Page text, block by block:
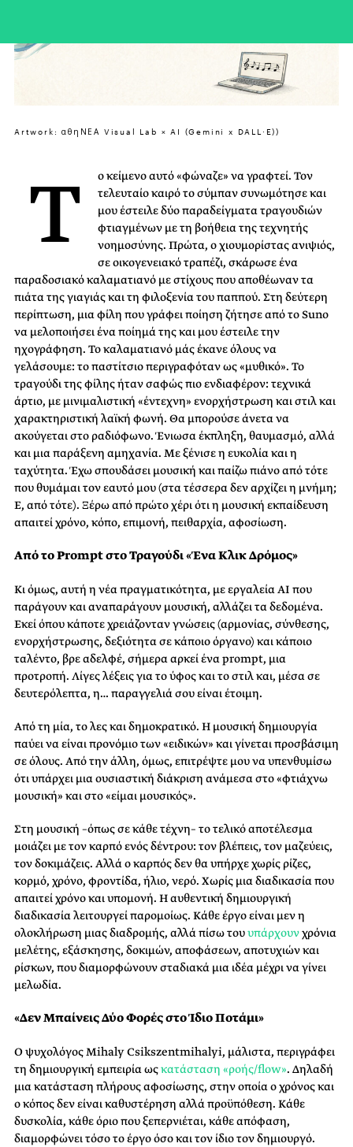
Artwork: αθηΝΕΑ Visual Lab × AI (Gemini x DALL·E))
Τ
ο κείμενο αυτό «φώναζε» να γραφτεί. Τον
τελευταίο καιρό το σύμπαν συνωμότησε και
μου έστειλε δύο παραδείγματα τραγουδιών
φτιαγμένων με τη βοήθεια της τεχνητής
νοημοσύνης. Πρώτα, ο χιουμορίστας ανιψιός,
σε οικογενειακό τραπέζι, σκάρωσε ένα
παραδοσιακό καλαματιανό με στίχους που αποθέωναν τα
πιάτα της γιαγιάς και τη φιλοξενία του παππού. Στη δεύτερη
περίπτωση, μια φίλη που γράφει ποίηση ζήτησε από το Suno
να μελοποιήσει ένα ποίημά της και μου έστειλε την
ηχογράφηση. Το καλαματιανό μάς έκανε όλους να
γελάσουμε: το παστίτσιο περιγραφόταν ως «μυθικό». Το
τραγούδι της φίλης ήταν σαφώς πιο ενδιαφέρον: τεχνικά
άρτιο, με μινιμαλιστική «έντεχνη» ενορχήστρωση και στιλ και
χαρακτηριστική λαϊκή φωνή. Θα μπορούσε άνετα να
ακούγεται στο ραδιόφωνο. Ένιωσα έκπληξη, θαυμασμό, αλλά
και μια παράξενη αμηχανία. Με ξένισε η ευκολία και η
ταχύτητα. Έχω σπουδάσει μουσική και παίζω πιάνο από τότε
που θυμάμαι τον εαυτό μου (στα τέσσερα δεν αρχίζει η μνήμη;
Ε, από τότε). Ξέρω από πρώτο χέρι ότι η μουσική εκπαίδευση
απαιτεί χρόνο, κόπο, επιμονή, πειθαρχία, αφοσίωση.
Από το Prompt στο Τραγούδι «Ένα Κλικ Δρόμος»
Κι όμως, αυτή η νέα πραγματικότητα, με εργαλεία AI που
παράγουν και αναπαράγουν μουσική, αλλάζει τα δεδομένα.
Εκεί όπου κάποτε χρειάζονταν γνώσεις (αρμονίας, σύνθεσης,
ενορχήστρωσης, δεξιότητα σε κάποιο όργανο) και κάποιο
ταλέντο, βρε αδελφέ, σήμερα αρκεί ένα prompt, μια
προτροπή. Λίγες λέξεις για το ύφος και το στιλ και, μέσα σε
δευτερόλεπτα, η… παραγγελιά σου είναι έτοιμη.
Από τη μία, το λες και δημοκρατικό. Η μουσική δημιουργία
παύει να είναι προνόμιο των «ειδικών» και γίνεται προσβάσιμη
σε όλους. Από την άλλη, όμως, επιτρέψτε μου να υπενθυμίσω
ότι υπάρχει μια ουσιαστική διάκριση ανάμεσα στο «φτιάχνω
μουσική» και στο «είμαι μουσικός».
Στη μουσική –όπως σε κάθε τέχνη– το τελικό αποτέλεσμα
μοιάζει με τον καρπό ενός δέντρου: τον βλέπεις, τον μαζεύεις,
τον δοκιμάζεις. Αλλά ο καρπός δεν θα υπήρχε χωρίς ρίζες,
κορμό, χρόνο, φροντίδα, ήλιο, νερό. Χωρίς μια διαδικασία που
απαιτεί χρόνο και υπομονή. Η αυθεντική δημιουργική
διαδικασία λειτουργεί παρομοίως. Κάθε έργο είναι μεν η
ολοκλήρωση μιας διαδρομής, αλλά πίσω τουυπάρχουνχρόνια
μελέτης, εξάσκησης, δοκιμών, αποφάσεων, αποτυχιών και
ρίσκων, που διαμορφώνουν σταδιακά μια ιδέα μέχρι να γίνει
μελωδία.
«Δεν Μπαίνεις Δύο Φορές στο Ίδιο Ποτάμι»
Ο ψυχολόγος Mihaly Csikszentmihalyi, μάλιστα, περιγράφει
τη δημιουργική εμπειρία ωςκατάσταση «ροής/flow». Δηλαδή
μια κατάσταση πλήρους αφοσίωσης, στην οποία ο χρόνος και
ο κόπος δεν είναι καθυστέρηση αλλά προϋπόθεση. Κάθε
δυσκολία, κάθε όριο που ξεπερνιέται, κάθε απόφαση,
διαμορφώνει τόσο το έργο όσο και τον ίδιο τον δημιουργό.